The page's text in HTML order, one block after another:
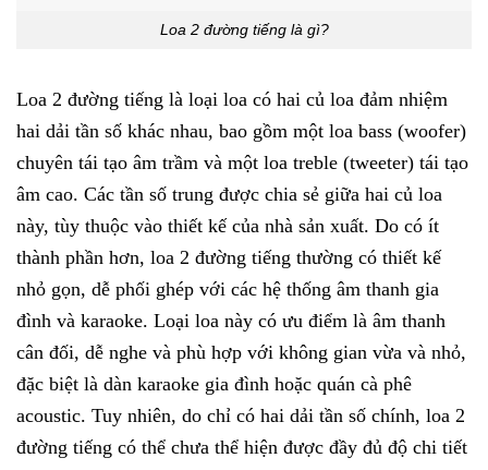
Loa 2 đường tiếng là gì?
Loa 2 đường tiếng là loại loa có hai củ loa đảm nhiệm
hai dải tần số khác nhau, bao gồm một loa bass (woofer)
chuyên tái tạo âm trầm và một loa treble (tweeter) tái tạo
âm cao. Các tần số trung được chia sẻ giữa hai củ loa
này, tùy thuộc vào thiết kế của nhà sản xuất. Do có ít
thành phần hơn, loa 2 đường tiếng thường có thiết kế
nhỏ gọn, dễ phối ghép với các hệ thống âm thanh gia
đình và karaoke. Loại loa này có ưu điểm là âm thanh
cân đối, dễ nghe và phù hợp với không gian vừa và nhỏ,
đặc biệt là dàn karaoke gia đình hoặc quán cà phê
acoustic. Tuy nhiên, do chỉ có hai dải tần số chính, loa 2
đường tiếng có thể chưa thể hiện được đầy đủ độ chi tiết